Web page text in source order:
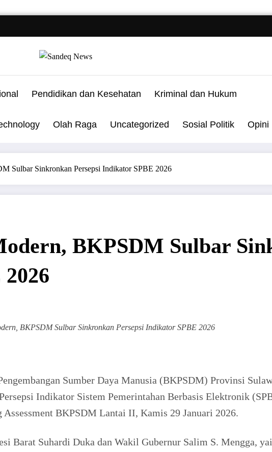
Pendidikan dan Kesehatan Kriminal dan Hukum
Olah Raga Uncategorized Sosial Politik Opini
Sulbar Sinkronkan Persepsi Indikator SPBE 2026
BKPSDM Sulbar
BKPSDM Sulbar Sinkronkan Persepsi Indikator SPBE 2026
Sumber Daya Manusia (BKPSDM) Provinsi
Indikator Sistem Pemerintahan Berbasis Elektronik
BKPSDM Lantai II, Kamis 29 Januari 2026.
Barat Suhardi Duka dan Wakil Gubernur Salim S. Mengga,